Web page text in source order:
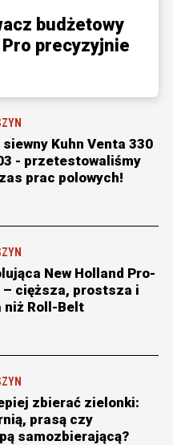
budżetowy
Pro precyzyjnie
Kuhn Venta 330
- przetestowaliśmy
prac polowych!
New Holland Pro-
– cięższa, prostsza i
niż Roll-Belt
zbierać zielonki:
prasą czy
samozbierającą?